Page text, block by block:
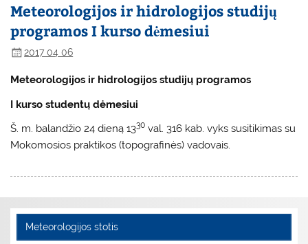
Meteorologijos ir hidrologijos studijų
programos I kurso dėmesiui
2017 04 06
Meteorologijos ir hidrologijos studijų programos
I kurso studentų dėmesiui
Š. m. balandžio 24 dieną 1330 val. 316 kab. vyks susitikimas su
Mokomosios praktikos (topografinės) vadovais.
Meteorologijos stotis